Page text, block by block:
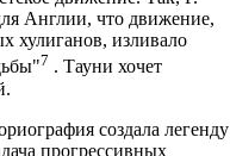
Англии, что движение,
хулиганов, изливало
7 . Тауни хочет
создала легенду
прогрессивных